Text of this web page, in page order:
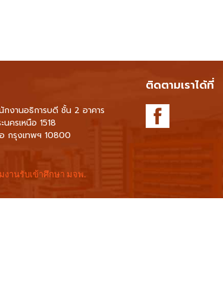
กงานอธิการบดี ชั้น 2 อาคาร
ครเหนือ 1518
กรุงเทพฯ 10800
มงานรับเข้าศึกษา มจพ.
ติดตามเราได้ที่